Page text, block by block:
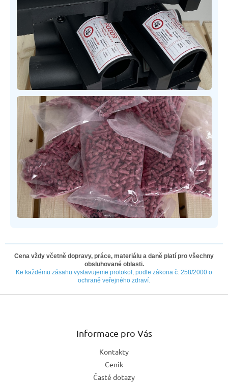
Cena vždy včetně dopravy, práce, materiálu a daně platí pro všechny
obsluhované oblasti.
Ke každému zásahu vystavujeme protokol, podle zákona č. 258/2000 o
ochraně veřejného zdraví.
Z
Informace pro Vás
Kontakty
Ceník
Časté dotazy